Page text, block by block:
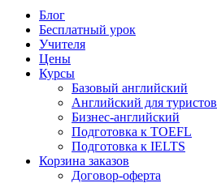
Блог
Бесплатный урок
Учителя
Цены
Курсы
Базовый английский
Английский для туристов
Бизнес-английский
Подготовка к TOEFL
Подготовка к IELTS
Корзина заказов
Договор-оферта